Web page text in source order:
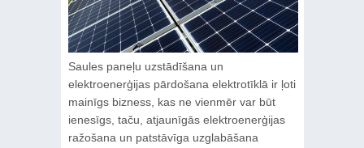
Saules paneļu uzstādīšana un
elektroenerģijas pārdošana elektrotīklā ir ļoti
mainīgs bizness, kas ne vienmēr var būt
ienesīgs, taču, atjaunīgās elektroenerģijas
ražošana un patstāvīga uzglabāšana